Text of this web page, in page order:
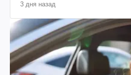
3 дня назад